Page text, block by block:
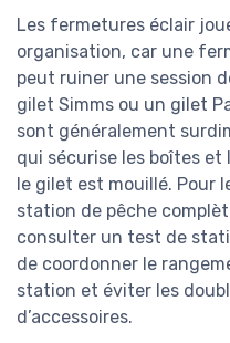
Les fermetures éclair
organisation, car une
peut ruiner une session
gilet Simms ou un gilet
sont généralement
qui sécurise les boîtes
le gilet est mouillé. Pour
station de pêche
consulter un test de
de coordonner le
station et éviter les
d’accessoires.